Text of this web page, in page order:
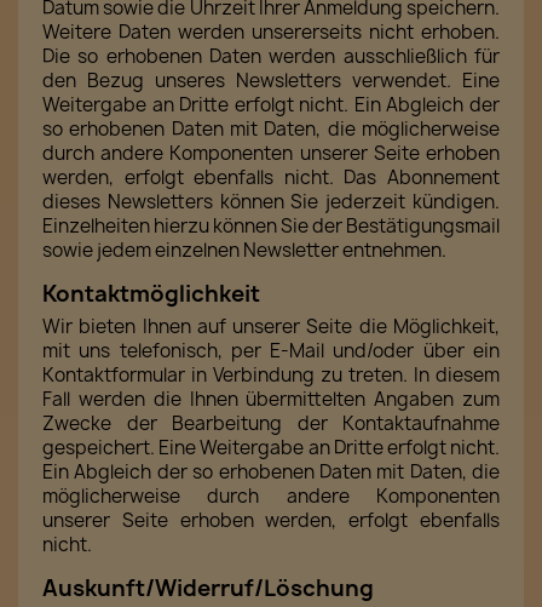
Datum sowie die Uhrzeit Ihrer Anmeldung speichern.
Weitere Daten werden unsererseits nicht erhoben.
Die so erhobenen Daten werden ausschließlich für
den Bezug unseres Newsletters verwendet. Eine
Weitergabe an Dritte erfolgt nicht. Ein Abgleich der
so erhobenen Daten mit Daten, die möglicherweise
durch andere Komponenten unserer Seite erhoben
werden, erfolgt ebenfalls nicht. Das Abonnement
dieses Newsletters können Sie jederzeit kündigen.
Einzelheiten hierzu können Sie der Bestätigungsmail
sowie jedem einzelnen Newsletter entnehmen.
Kontaktmöglichkeit
Wir bieten Ihnen auf unserer Seite die Möglichkeit,
mit uns telefonisch, per E-Mail und/oder über ein
Kontaktformular in Verbindung zu treten. In diesem
Fall werden die Ihnen übermittelten Angaben zum
Zwecke der Bearbeitung der Kontaktaufnahme
gespeichert. Eine Weitergabe an Dritte erfolgt nicht.
Ein Abgleich der so erhobenen Daten mit Daten, die
möglicherweise durch andere Komponenten
unserer Seite erhoben werden, erfolgt ebenfalls
nicht.
Auskunft/Widerruf/Löschung